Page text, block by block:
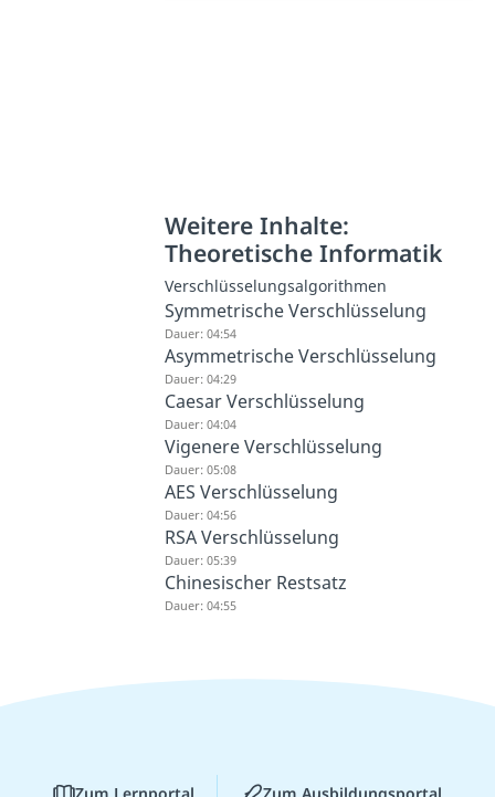
Weitere Inhalte:
Theoretische Informatik
Verschlüsselungsalgorithmen
Symmetrische Verschlüsselung
Dauer: 04:54
Asymmetrische Verschlüsselung
Dauer: 04:29
Caesar Verschlüsselung
Dauer: 04:04
Vigenere Verschlüsselung
Dauer: 05:08
AES Verschlüsselung
Dauer: 04:56
RSA Verschlüsselung
Dauer: 05:39
Chinesischer Restsatz
Dauer: 04:55